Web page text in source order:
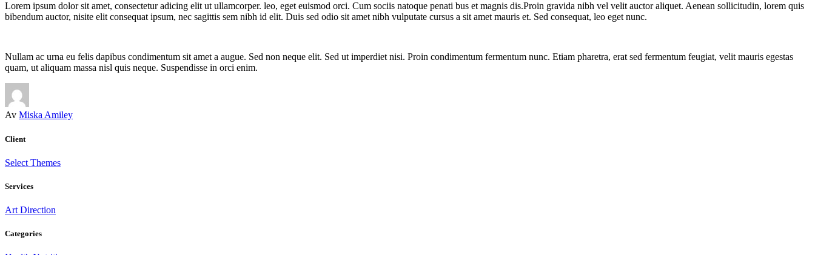
Lorem ipsum dolor sit amet, consectetur adicing elit ut ullamcorper. leo, eget euismod orci. Cum sociis natoque penati bus et magnis dis.Proin gravida nibh vel velit auctor aliquet. Aenean sollicitudin, lorem quis
bibendum auctor, nisite elit consequat ipsum, nec sagittis sem nibh id elit. Duis sed odio sit amet nibh vulputate cursus a sit amet mauris et. Sed consequat, leo eget nunc.
Nullam ac urna eu felis dapibus condimentum sit amet a augue. Sed non neque elit. Sed ut imperdiet nisi. Proin condimentum fermentum nunc. Etiam pharetra, erat sed fermentum feugiat, velit mauris egestas
quam, ut aliquam massa nisl quis neque. Suspendisse in orci enim.
Av Miska Amiley
Client
Select Themes
Services
Art Direction
Categories